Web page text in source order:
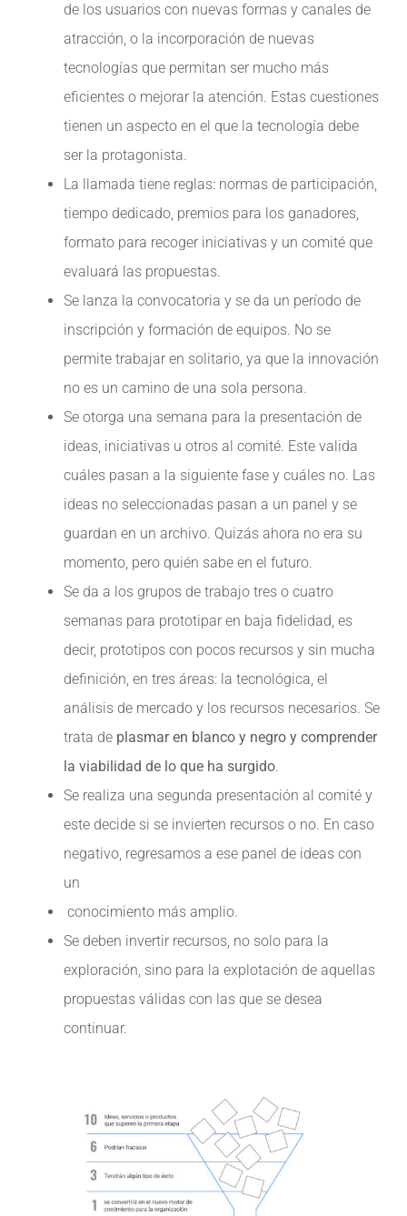
de los usuarios con nuevas formas y canales de
atracción, o la incorporación de nuevas
tecnologías que permitan ser mucho más
eficientes o mejorar la atención. Estas cuestiones
tienen un aspecto en el que la tecnología debe
ser la protagonista.
La llamada tiene reglas: normas de participación,
tiempo dedicado, premios para los ganadores,
formato para recoger iniciativas y un comité que
evaluará las propuestas.
Se lanza la convocatoria y se da un período de
inscripción y formación de equipos. No se
permite trabajar en solitario, ya que la innovación
no es un camino de una sola persona.
Se otorga una semana para la presentación de
ideas, iniciativas u otros al comité. Este valida
cuáles pasan a la siguiente fase y cuáles no. Las
ideas no seleccionadas pasan a un panel y se
guardan en un archivo. Quizás ahora no era su
momento, pero quién sabe en el futuro.
Se da a los grupos de trabajo tres o cuatro
semanas para prototipar en baja fidelidad, es
decir, prototipos con pocos recursos y sin mucha
definición, en tres áreas: la tecnológica, el
análisis de mercado y los recursos necesarios. Se
trata de plasmar en blanco y negro y comprender
la viabilidad de lo que ha surgido.
Se realiza una segunda presentación al comité y
este decide si se invierten recursos o no. En caso
negativo, regresamos a ese panel de ideas con
un
conocimiento más amplio.
Se deben invertir recursos, no solo para la
exploración, sino para la explotación de aquellas
propuestas válidas con las que se desea
continuar.